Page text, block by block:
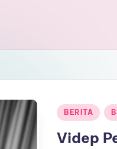
Posted
BERITA
Videp